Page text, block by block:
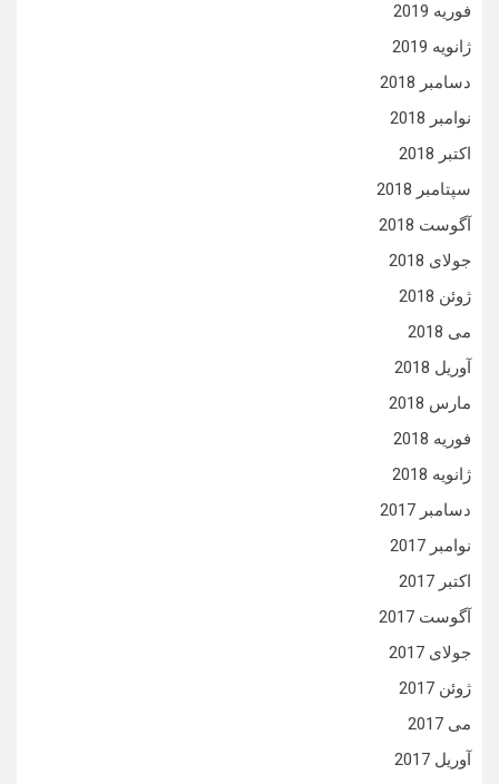
فوریه 2019
ژانویه 2019
دسامبر 2018
نوامبر 2018
اکتبر 2018
سپتامبر 2018
آگوست 2018
جولای 2018
ژوئن 2018
می 2018
آوریل 2018
مارس 2018
فوریه 2018
ژانویه 2018
دسامبر 2017
نوامبر 2017
اکتبر 2017
آگوست 2017
جولای 2017
ژوئن 2017
می 2017
آوریل 2017